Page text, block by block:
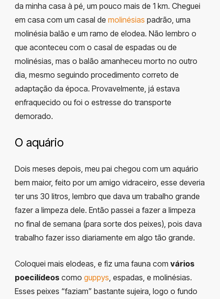
da minha casa à pé, um pouco mais de 1 km. Cheguei
em casa com um casal de molinésias padrão, uma
molinésia balão e um ramo de elodea. Não lembro o
que aconteceu com o casal de espadas ou de
molinésias, mas o balão amanheceu morto no outro
dia, mesmo seguindo procedimento correto de
adaptação da época. Provavelmente, já estava
enfraquecido ou foi o estresse do transporte
demorado.
O aquário
Dois meses depois, meu pai chegou com um aquário
bem maior, feito por um amigo vidraceiro, esse deveria
ter uns 30 litros, lembro que dava um trabalho grande
fazer a limpeza dele. Então passei a fazer a limpeza
no final de semana (para sorte dos peixes), pois dava
trabalho fazer isso diariamente em algo tão grande.
Coloquei mais elodeas, e fiz uma fauna com vários
poecilídeos como guppys , espadas, e molinésias.
Esses peixes “faziam” bastante sujeira, logo o fundo